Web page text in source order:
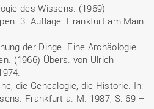
des Wissens. (1969)
3. Auflage. Frankfurt am Main
der Dinge. Eine Archäologie
(1966) Übers. von Ulrich
die Genealogie, die Historie. In:
Frankfurt a. M. 1987, S. 69 –